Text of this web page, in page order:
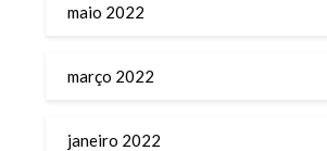
maio 2022
março 2022
janeiro 2022